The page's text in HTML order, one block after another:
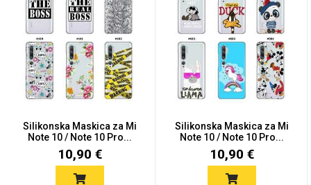
Silikonska Maskica za Mi
Note 10 / Note 10 Pro...
10,90 €
Silikonska Maskica za Mi
Note 10 / Note 10 Pro...
10,90 €